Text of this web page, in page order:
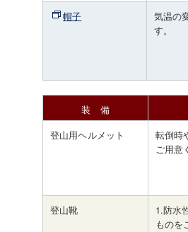
帽子
気温の
す。
装 備
登山用ヘルメット
転倒時
ご用意
登山靴
1.防水
ものを